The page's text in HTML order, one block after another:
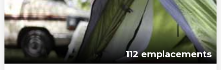
112 emplacements